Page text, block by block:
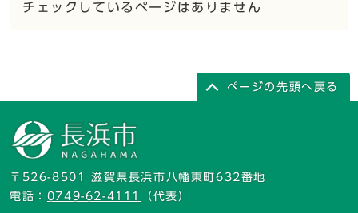
チェックしているページはありません
ページの先頭へ戻る
〒526-8501 滋賀県長浜市八幡東町632番地
電話： 0749-62-4111 （代表）